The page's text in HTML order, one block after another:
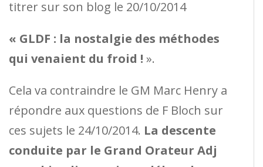
titrer sur son blog le 20/10/2014
« GLDF : la nostalgie des méthodes
qui venaient du froid ! ».
Cela va contraindre le GM Marc Henry a
répondre aux questions de F Bloch sur
ces sujets le 24/10/2014. La descente
conduite par le Grand Orateur Adj